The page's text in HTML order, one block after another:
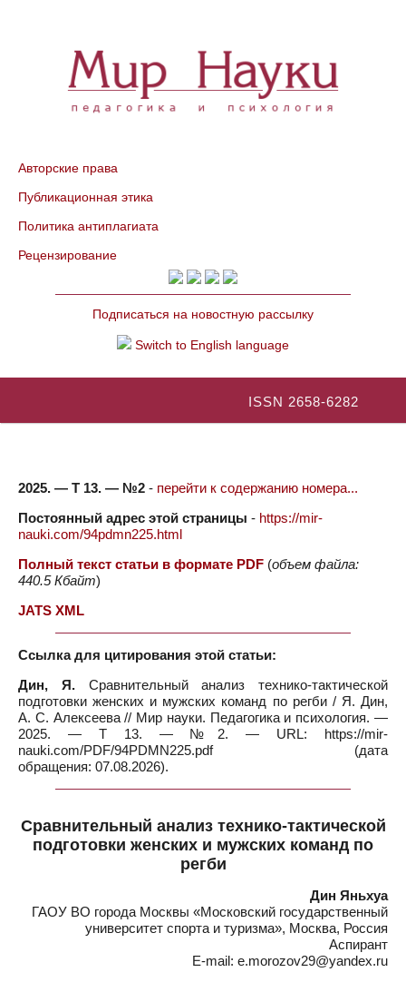
Авторские права
Публикационная этика
Политика антиплагиата
Рецензирование
Подписаться на новостную рассылку
Switch to English language
ISSN 2658-6282
2025. — Т 13. — №2 - перейти к содержанию номера...
Постоянный адрес этой страницы - https://mir-
nauki.com/94pdmn225.html
Полный текст статьи в формате PDF (объем файла:
440.5 Кбайт)
JATS XML
Ссылка для цитирования этой статьи:
Дин, Я.Сравнительный анализ технико-тактической
подготовки женских и мужских команд по регби / Я. Дин,
А. С. Алексеева // Мир науки. Педагогика и психология. —
2025. — Т 13. — №2. — URL: https://mir-
nauki.com/PDF/94PDMN225.pdf (дата
обращения: 07.08.2026).
Сравнительный анализ технико-тактической
подготовки женских и мужских команд по
регби
Дин Яньхуа
ГАОУ ВО города Москвы «Московский государственный
университет спорта и туризма», Москва, Россия
Аспирант
E-mail: e.morozov29@yandex.ru